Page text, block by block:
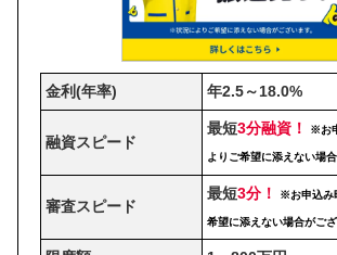
金利(年率) 年2.5～18.0%
融資スピード
最短3分融資！ ※お
よりご希望に添えない場合
審査スピード
最短3分！ ※お申込み
希望に添えない場合がご